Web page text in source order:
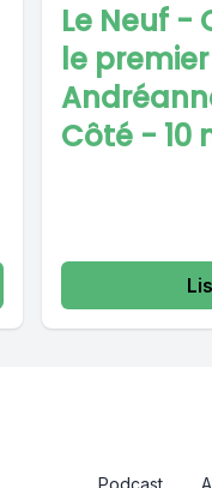
Le Neuf -
le
Côté - 10